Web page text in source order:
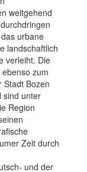
weitgehend
urbane
landschaftlich
verleiht. Die
zum
Stadt Bozen
sind unter
Region
Zeit durch
und der